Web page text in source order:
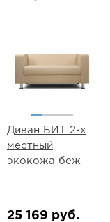
Диван БИТ 2-х
местный
экокожа беж
25 169 руб.